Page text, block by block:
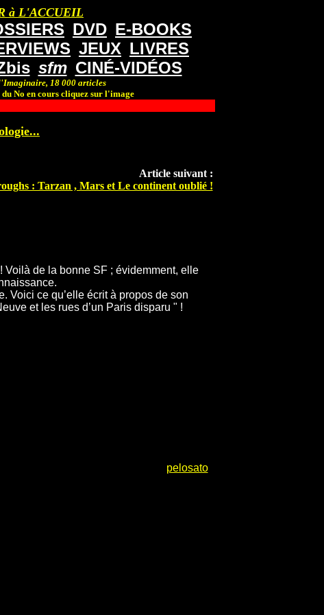
à L'ACCUEIL
DVD E-BOOKS
JEUX LIVRES
sfm CINÉ-VIDÉOS
18 000 articles
No en cours cliquez sur l'image
Article suivant :
: Tarzan , Mars et Le continent oublié !
de la bonne SF ; évidemment, elle
Voici ce qu’elle écrit à propos de son
et les rues d’un Paris disparu " !
pelosato